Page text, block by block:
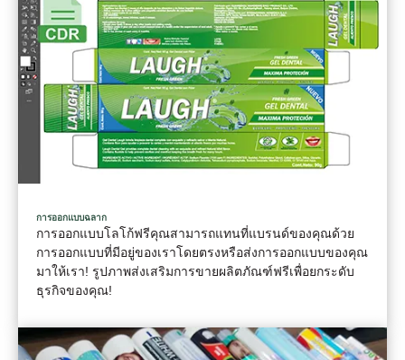
การออกแบบฉลาก
การออกแบบโลโก้ฟรีคุณสามารถแทนที่แบรนด์ของคุณด้วย
การออกแบบที่มีอยู่ของเราโดยตรงหรือส่งการออกแบบของคุณ
มาให้เรา! รูปภาพส่งเสริมการขายผลิตภัณฑ์ฟรีเพื่อยกระดับ
ธุรกิจของคุณ!